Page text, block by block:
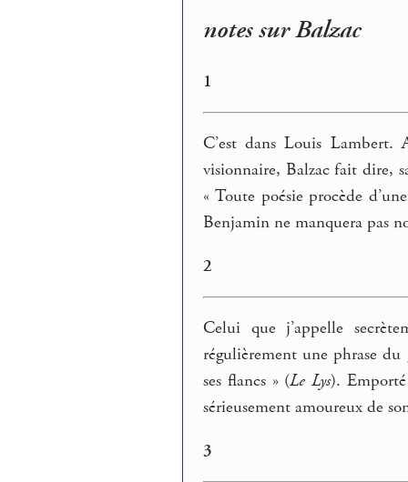
notes sur Balzac
1
C’est dans Louis
visionnaire, Balzac fait dire,
« Toute poésie procède
Benjamin ne manquera pas
2
Celui que j’appelle
régulièrement une phrase
ses flancs » (Le Lys).
sérieusement amoureux de
3